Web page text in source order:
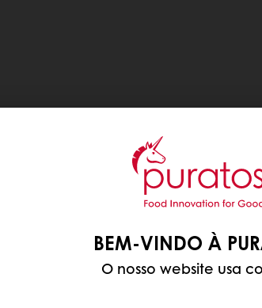
BEM-VINDO À
O nosso website usa